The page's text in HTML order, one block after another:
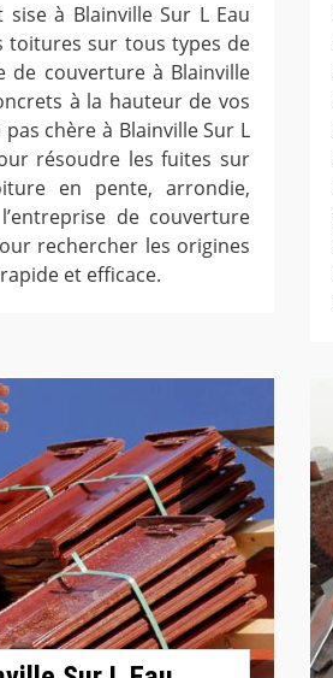
à Blainville Sur L Eau
toitures sur tous types de
de couverture à Blainville
à la hauteur de vos
chère à Blainville Sur L
résoudre les fuites sur
en pente, arrondie,
de couverture
rechercher les origines
et efficace.